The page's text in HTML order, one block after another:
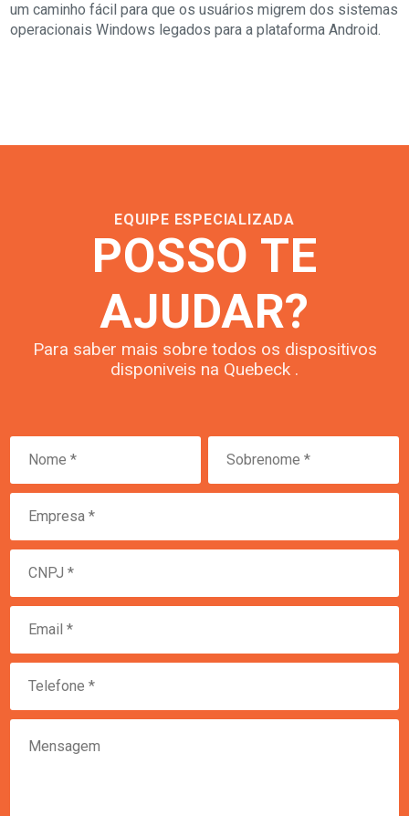
um caminho fácil para que os usuários migrem dos sistemas
operacionais Windows legados para a plataforma Android.
EQUIPE ESPECIALIZADA
POSSO TE
AJUDAR?
Para saber mais sobre todos os dispositivos
disponiveis na Quebeck .